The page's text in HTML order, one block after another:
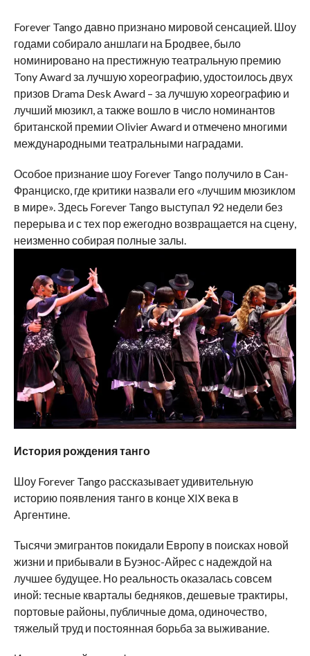
Forever Tango давно признано мировой сенсацией. Шоу
годами собирало аншлаги на Бродвее, было
номинировано на престижную театральную премию
Tony Award за лучшую хореографию, удостоилось двух
призов Drama Desk Award – за лучшую хореографию и
лучший мюзикл, а также вошло в число номинантов
британской премии Olivier Award и отмечено многими
международными театральными наградами.
Особое признание шоу Forever Tango получило в Сан-
Франциско, где критики назвали его «лучшим мюзиклом
в мире». Здесь Forever Tango выступал 92 недели без
перерыва и с тех пор ежегодно возвращается на сцену,
неизменно собирая полные залы.
История рождения танго
Шоу Forever Tango рассказывает удивительную
историю появления танго в конце XIX века в
Аргентине.
Тысячи эмигрантов покидали Европу в поисках новой
жизни и прибывали в Буэнос-Айрес с надеждой на
лучшее будущее. Но реальность оказалась совсем
иной: тесные кварталы бедняков, дешевые трактиры,
портовые районы, публичные дома, одиночество,
тяжелый труд и постоянная борьба за выживание.